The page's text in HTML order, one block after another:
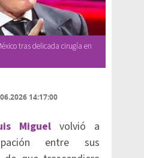
tras delicada cirugía en
14:17:00
Miguelvolvió a
entre sus